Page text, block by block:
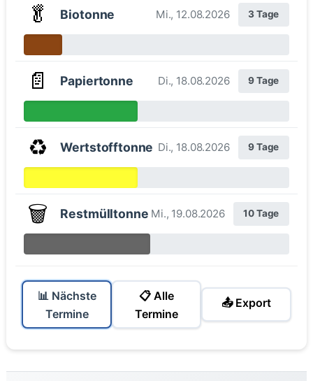
🥬 Biotonne Mi., 12.08.2026 3 Tage
📄 Papiertonne Di., 18.08.2026 9 Tage
♻️ Wertstofftonne Di., 18.08.2026 9 Tage
🗑️ Restmülltonne Mi., 19.08.2026 10 Tage
📊 Nächste
Termine
📋 Alle
Termine
📤 Export